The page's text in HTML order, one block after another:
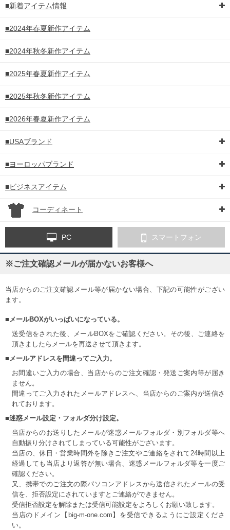
■新着アイテム情報
■2024年春夏新作アイテム
■2024年秋冬新作アイテム
■2025年春夏新作アイテム
■2025年秋冬新作アイテム
■2026年春夏新作アイテム
■USAブランド
■ヨーロッパブランド
■ビジネスアイテム
コーディネート
PC スマートフォン
※ご注文確認メールが届かないお客様へ
当店からのご注文確認メール等が届かない場合、下記の可能性がござい
ます。
■メールBOXがいっぱいになっている。
送受信をされた後、メールBOXをご確認ください。その後、ご連絡を
頂きましたらメールを再送させて頂きます。
■メールアドレスを間違ってご入力。
お間違いご入力の場合、当店からのご注文確認・発送ご案内等が届き
ません。
間違ってご入力されたメールアドレスへ、当店からのご案内が送信さ
れております。
■迷惑メール設定・フォルダ分け設定。
当店からのお送りしたメールが迷惑メールフォルダ・別フォルダ等へ
自動振り分けされてしまっている可能性がございます。
当店の、休日・営業時間外を除きご注文やご連絡をされて24時間以上
経過しても当店より返答が無い場合、迷惑メールフォルダ等を一度ご
確認ください。
又、携帯でのご注文の際パソコンアドレスから送信されたメールの受
信を、拒否設定にされていますとご連絡ができません。
受信拒否設定を解除または受信可能設定をよろしくお願い致します。
当店のドメイン【big-m-one.com】を受信できるようにご設定くださ
い。